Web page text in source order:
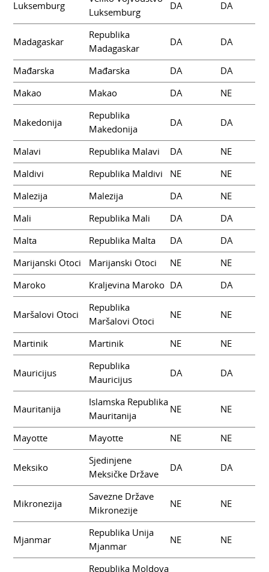
Luksemburg
Luksemburg
DA DA
Madagaskar
Republika
Madagaskar
DA DA
Mađarska Mađarska DA
DA
Makao
Makao DA NE
Makedonija
Republika
Makedonija
DA DA
Malavi Republika Malavi DA
NE
Maldivi
Republika Maldivi NE
NE
Malezija
Malezija DA
NE
Mali
Republika Mali DA
DA
Malta
Republika Malta DA
DA
Marijanski Otoci
Marijanski Otoci NE
NE
Maroko
Kraljevina Maroko DA DA
Maršalovi Otoci
Republika
Maršalovi Otoci
NE NE
Martinik Martinik NE NE
Mauricijus
Republika
Mauricijus
DA DA
Mauritanija
Islamska Republika
Mauritanija
NE NE
Mayotte Mayotte NE NE
Meksiko
Sjedinjene
Meksičke Države
DA DA
Mikronezija
Savezne Države
Mikronezije
NE NE
Mjanmar
Republika Unija
Mjanmar
NE NE
Republika Moldova